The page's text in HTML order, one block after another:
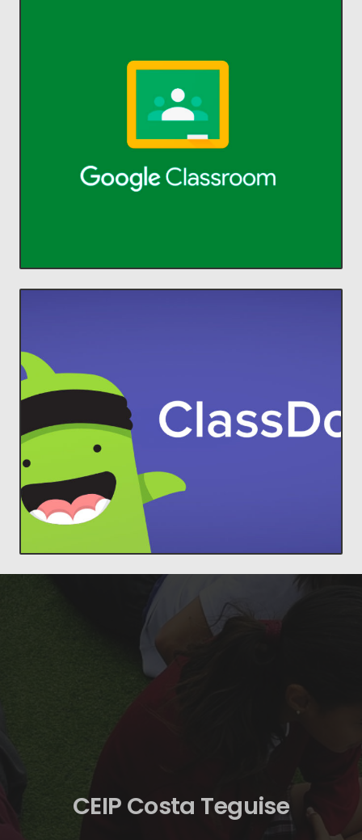
Administra la enseñanza y el
Classroom permite a alumnos y
profesores ahorrar tiempo,
comunicarse y organizarse.
ClassDojo
Lleva a cada familia a tu aula.
ClassDojo conecta a profesores con
estudiantes y padres, para construir
comunidades increíbles en el aula.
CEIP Costa Teguise